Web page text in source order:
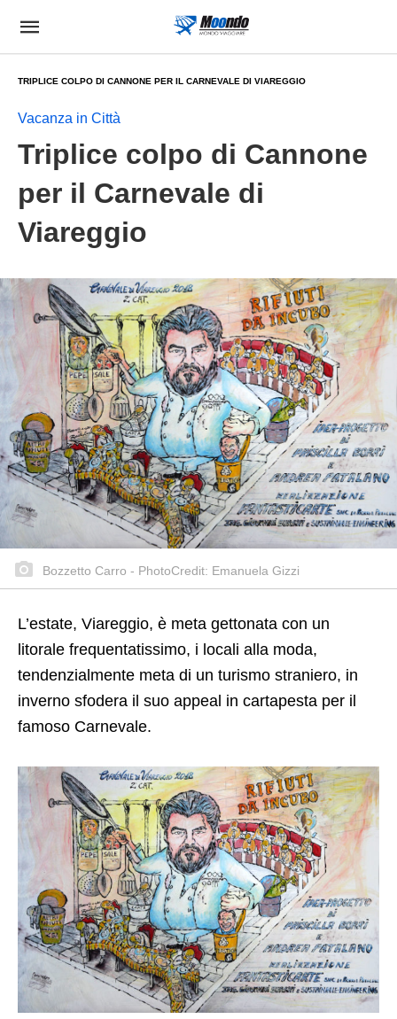
TRIPLICE COLPO DI CANNONE PER IL CARNEVALE DI VIAREGGIO
Vacanza in Città
Triplice colpo di Cannone
per il Carnevale di
Viareggio
Bozzetto Carro - PhotoCredit: Emanuela Gizzi
L’estate, Viareggio, è meta gettonata con un
litorale frequentatissimo, i locali alla moda,
tendenzialmente meta di un turismo straniero, in
inverno sfodera il suo appeal in cartapesta per il
famoso Carnevale.